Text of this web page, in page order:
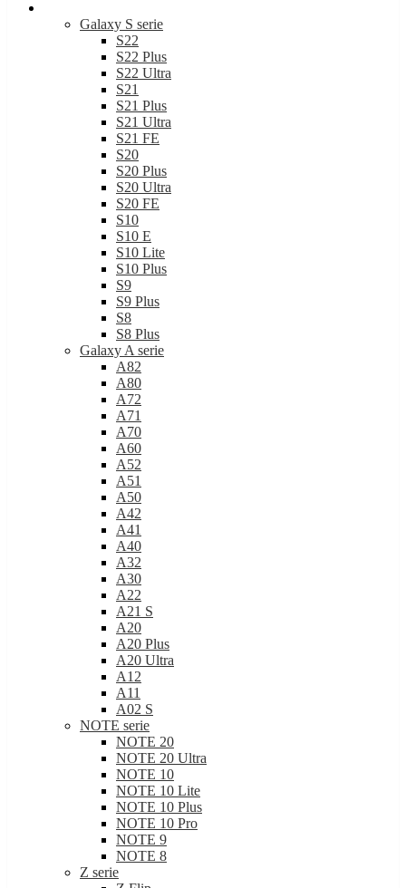
Galaxy S serie
S22
S22 Plus
S22 Ultra
S21
S21 Plus
S21 Ultra
S21 FE
S20
S20 Plus
S20 Ultra
S20 FE
S10
S10 E
S10 Lite
S10 Plus
S9
S9 Plus
S8
S8 Plus
Galaxy A serie
A82
A80
A72
A71
A70
A60
A52
A51
A50
A42
A41
A40
A32
A30
A22
A21 S
A20
A20 Plus
A20 Ultra
A12
A11
A02 S
NOTE serie
NOTE 20
NOTE 20 Ultra
NOTE 10
NOTE 10 Lite
NOTE 10 Plus
NOTE 10 Pro
NOTE 9
NOTE 8
Z serie